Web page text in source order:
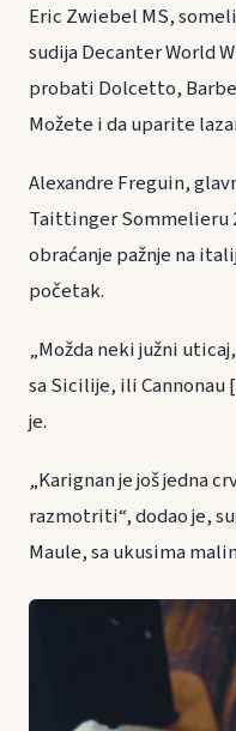
Eric Zwiebel MS,
sudija Decanter World
probati Dolcetto,
Možete i da uparite
Alexandre Freguin,
Taittinger Sommelieru
obraćanje pažnje na
početak.
„Možda neki južni
sa Sicilije, ili Cannonau [
je.
„Karignan je još jedna
razmotriti“, dodao je,
Maule, sa ukusima